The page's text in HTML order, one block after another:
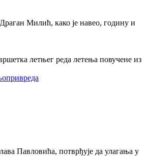
Милић, како је навео, годину и
летњег реда летења повучене из
Павловића, потврђује да улагања у